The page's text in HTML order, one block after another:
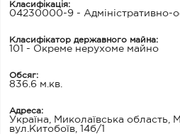
Класифікація:
04230000-9 - Адміністративно-
Класифікатор державного майна:
101 - Окреме нерухоме майно
Обсяг:
836.6 м.кв.
Адреса:
Україна, Миколаївська область,
вул.Китобоїв, 14б/1